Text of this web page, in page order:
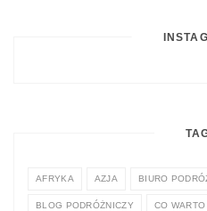
AFRYKA AZJA BIURO
BLOG PODRÓŻNICZY CO